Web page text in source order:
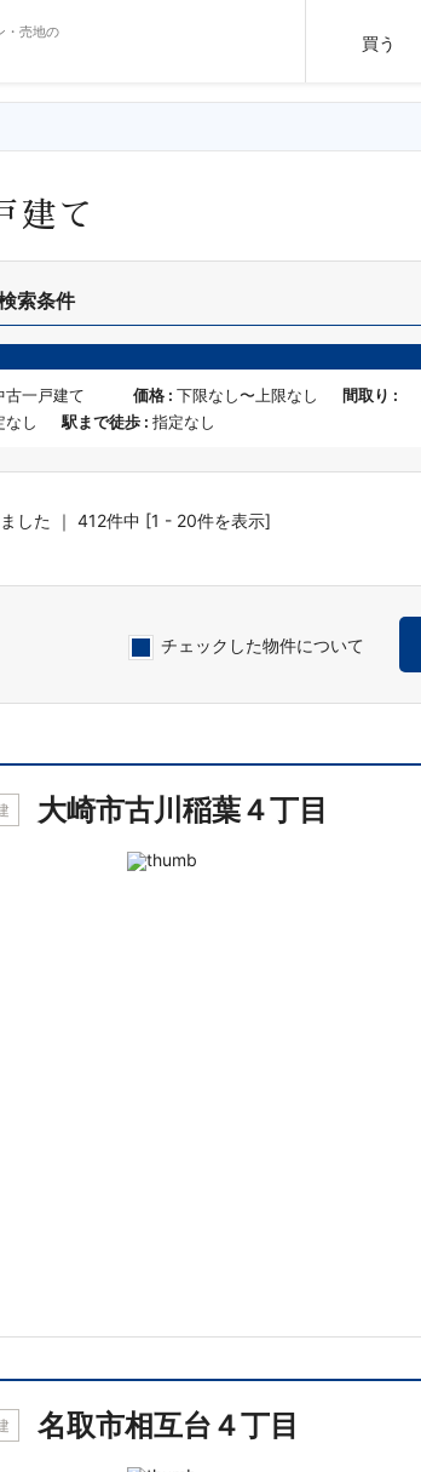
・売地の
買う
建て
索条件
古一戸建て 価格 : 下限なし〜上限なし 間取り :
なし
駅まで徒歩 : 指定なし
した ｜ 412件中 [1 - 20件を表示]
チェックした物件について
大崎市古川稲葉４丁目
名取市相互台４丁目